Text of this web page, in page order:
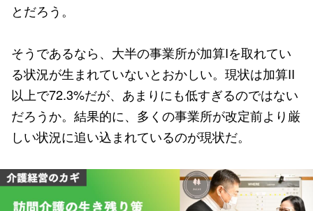
とだろう。
そうであるなら、大半の事業所が加算Iを取れてい
る状況が生まれていないとおかしい。現状は加算II
以上で72.3%だが、あまりにも低すぎるのではない
だろうか。結果的に、多くの事業所が改定前より厳
しい状況に追い込まれているのが現状だ。